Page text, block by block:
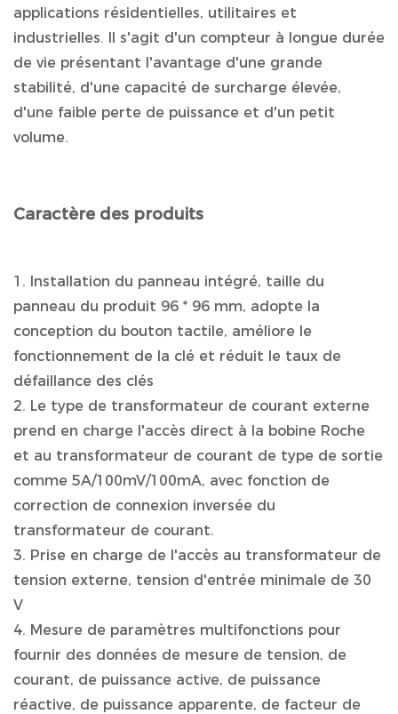
applications résidentielles, utilitaires et
industrielles. Il s'agit d'un compteur à longue durée
de vie présentant l'avantage d'une grande
stabilité, d'une capacité de surcharge élevée,
d'une faible perte de puissance et d'un petit
volume.
Caractère des produits
1. Installation du panneau intégré, taille du
panneau du produit 96 * 96 mm, adopte la
conception du bouton tactile, améliore le
fonctionnement de la clé et réduit le taux de
défaillance des clés
2. Le type de transformateur de courant externe
prend en charge l'accès direct à la bobine Roche
et au transformateur de courant de type de sortie
comme 5A/100mV/100mA, avec fonction de
correction de connexion inversée du
transformateur de courant.
3. Prise en charge de l'accès au transformateur de
tension externe, tension d'entrée minimale de 30
V
4. Mesure de paramètres multifonctions pour
fournir des données de mesure de tension, de
courant, de puissance active, de puissance
réactive, de puissance apparente, de facteur de